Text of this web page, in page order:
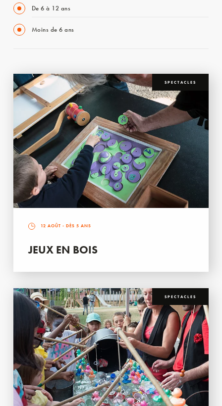
De 6 à 12 ans
Moins de 6 ans
SPECTACLES
12 AOÛT - DÈS 5 ANS
JEUX EN BOIS
SPECTACLES